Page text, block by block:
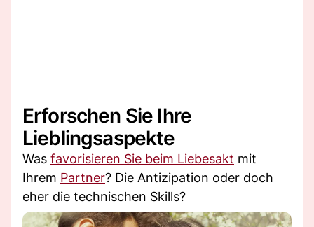
Erforschen Sie Ihre
Lieblingsaspekte
Was favorisieren Sie beim Liebesakt mit
Ihrem Partner? Die Antizipation oder doch
eher die technischen Skills?